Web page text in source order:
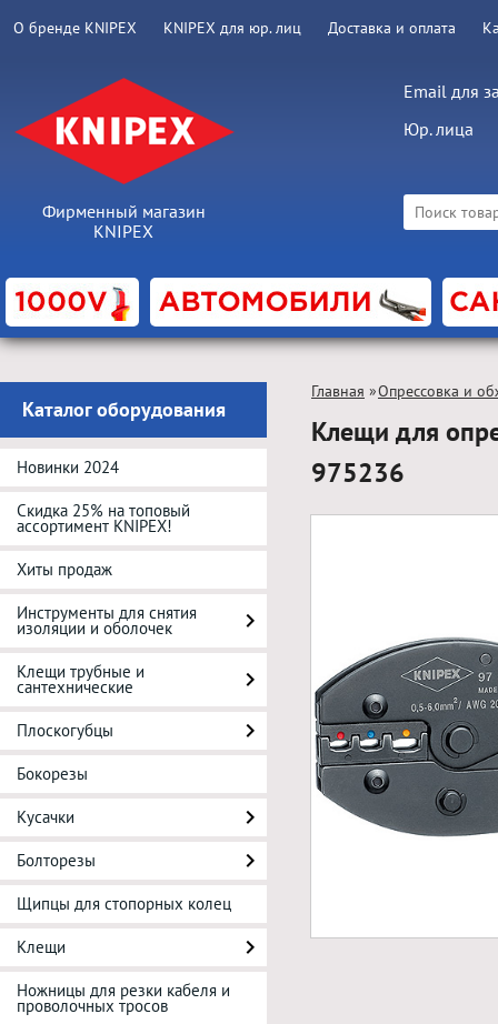
О бренде KNIPEX KNIPEX для юр. лиц Доставка и оплата
Фирменный магазин
KNIPEX
Email для
Юр. лица
Каталог оборудования
Новинки 2024
Скидка 25% на топовый
ассортимент KNIPEX!
Хиты продаж
Инструменты для снятия
изоляции и оболочек
Клещи трубные и
сантехнические
Плоскогубцы
Бокорезы
Кусачки
Болторезы
Щипцы для стопорных колец
Клещи
Ножницы для резки кабеля и
проволочных тросов
Главная »Опрессовка и
Клещи для
975236